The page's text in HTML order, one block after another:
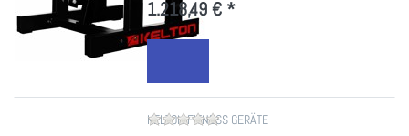
1.218,49 € *
KELTON FITNESS GERÄTEZu diesem Produkt liegen noch